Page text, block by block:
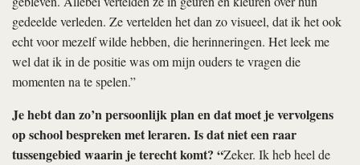
gedeelde verleden. Ze vertelden het dan zo visueel, dat ik het ook
echt voor mezelf wilde hebben, die herinneringen. Het leek me
wel dat ik in de positie was om mijn ouders te vragen die
momenten na te spelen.”
Je hebt dan zo’n persoonlijk plan en dat moet je vervolgens
op school bespreken met leraren. Is dat niet een raar
tussengebied waarin je terecht komt? “Zeker. Ik heb heel de